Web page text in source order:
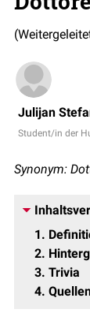
Julijan
Student/in der
Synonym:
1
2
3 Trivia
4